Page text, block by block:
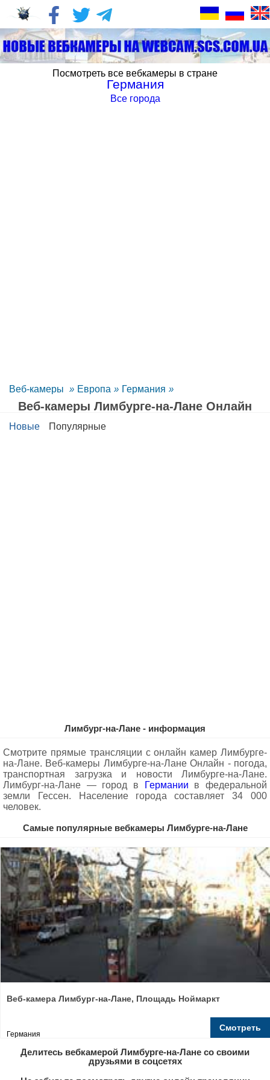
Посмотреть все вебкамеры в стране
Германия
Все города
Веб-камеры » Европа » Германия »
Веб-камеры Лимбурге-на-Лане Oнлайн
Новые Популярные
Лимбург-на-Лане - информация
Смотрите прямые трансляции с онлайн камер Лимбурге-
на-Лане. Веб-камеры Лимбурге-на-Лане Oнлайн - погода,
транспортная загрузка и новости Лимбурге-на-Лане.
Лимбург-на-Лане — город в
Германии в федеральной
земли Гессен. Население города составляет 34 000
человек.
Самые популярные вебкамеры Лимбурге-на-Лане
Веб-камера Лимбург-на-Лане, Площадь Ноймаркт
Германия
Смотреть
Делитесь вебкамерой Лимбурге-на-Лане со своими
друзьями в соцсетях